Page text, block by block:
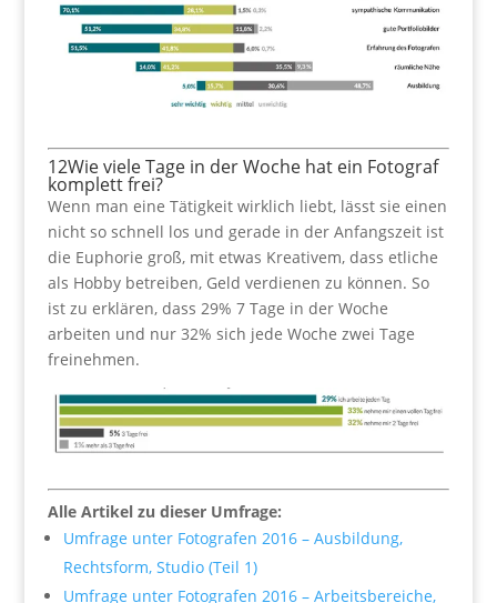
12Wie viele Tage in der Woche hat ein Fotograf
komplett frei?
Wenn man eine Tätigkeit wirklich liebt, lässt sie einen
nicht so schnell los und gerade in der Anfangszeit ist
die Euphorie groß, mit etwas Kreativem, dass etliche
als Hobby betreiben, Geld verdienen zu können. So
ist zu erklären, dass 29% 7 Tage in der Woche
arbeiten und nur 32% sich jede Woche zwei Tage
freinehmen.
Alle Artikel zu dieser Umfrage:
Umfrage unter Fotografen 2016 – Ausbildung,
Rechtsform, Studio (Teil 1)
Umfrage unter Fotografen 2016 – Arbeitsbereiche,